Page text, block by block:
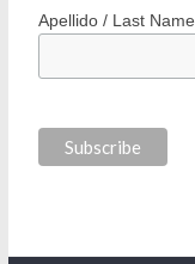
Apellido / Last Name